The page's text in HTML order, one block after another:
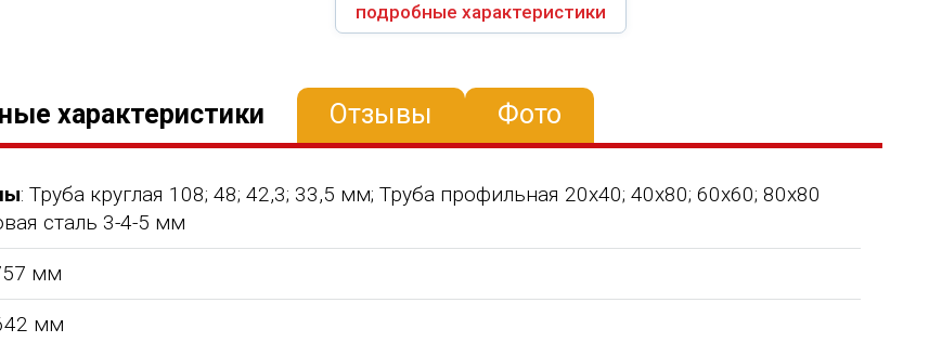
подробные характеристики
характеристики Отзывы Фото
: Труба круглая 108; 48; 42,3; 33,5 мм; Труба профильная 20х40; 40х80; 60х60; 80х80
сталь 3-4-5 мм
мм
мм